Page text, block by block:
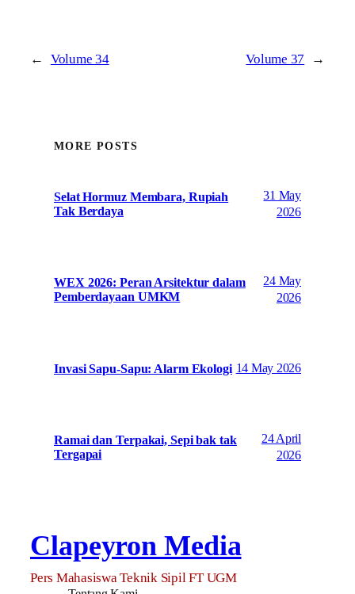
← Volume 34 Volume 37 →
MORE POSTS
Selat Hormuz Membara, Rupiah
Tak Berdaya
31 May
2026
WEX 2026: Peran Arsitektur dalam
Pemberdayaan UMKM
24 May
2026
Invasi Sapu-Sapu: Alarm Ekologi 14 May 2026
Ramai dan Terpakai, Sepi bak tak
Tergapai
24 April
2026
Clapeyron Media
Pers Mahasiswa Teknik Sipil FT UGM